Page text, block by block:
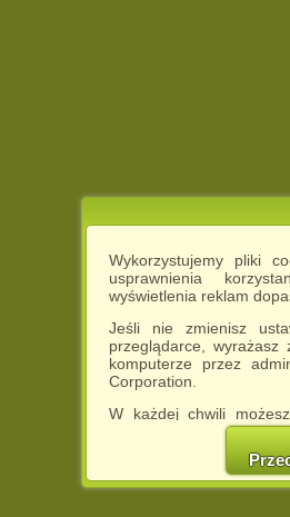
Wykorzystujemy pliki
usprawnienia
wyświetlenia reklam
Jeśli nie zmienisz
przeglądarce,
komputerze przez
Corporation.
W każdej chwili
cookies w swojej
w naszej
http://chomikuj.pl/